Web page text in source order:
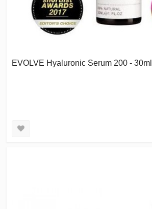
EVOLVE Hyaluronic Serum 200 - 30ml